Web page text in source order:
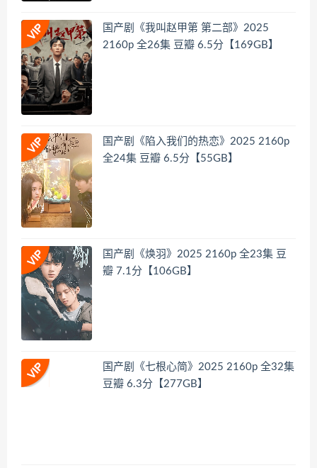
国产剧《我叫赵甲第 第二部》2025
2160p 全26集 豆瓣 6.5分【169GB】
国产剧《陷入我们的热恋》2025 2160p
全24集 豆瓣 6.5分【55GB】
国产剧《焕羽》2025 2160p 全23集 豆
瓣 7.1分【106GB】
国产剧《七根心简》2025 2160p 全32集
豆瓣 6.3分【277GB】